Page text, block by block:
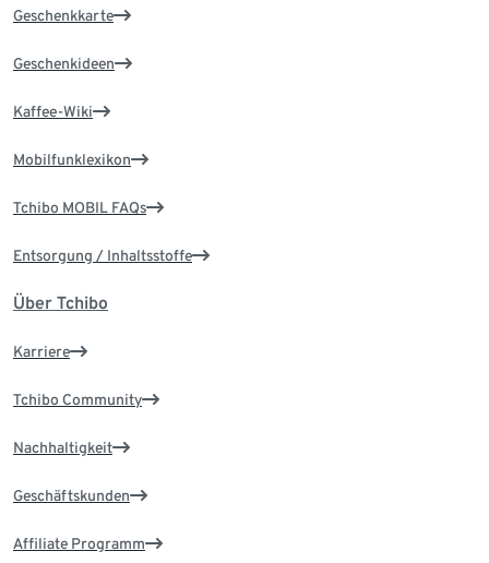
Geschenkkarte
Geschenkideen
Kaffee-Wiki
Mobilfunklexikon
Tchibo MOBIL FAQs
Entsorgung / Inhaltsstoffe
Über Tchibo
Karriere
Tchibo Community
Nachhaltigkeit
Geschäftskunden
Affiliate Programm